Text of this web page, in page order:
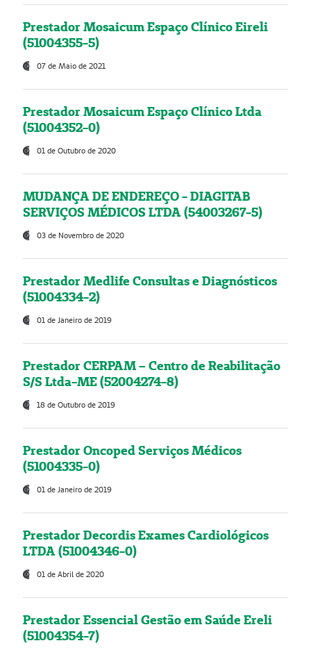
Prestador Mosaicum Espaço Clínico Eireli
(51004355-5)
07 de Maio de 2021
Prestador Mosaicum Espaço Clínico Ltda
(51004352-0)
01 de Outubro de 2020
MUDANÇA DE ENDEREÇO - DIAGITAB
SERVIÇOS MÉDICOS LTDA (54003267-5)
03 de Novembro de 2020
Prestador Medlife Consultas e Diagnósticos
(51004334-2)
01 de Janeiro de 2019
Prestador CERPAM – Centro de Reabilitação
S/S Ltda-ME (52004274-8)
18 de Outubro de 2019
Prestador Oncoped Serviços Médicos
(51004335-0)
01 de Janeiro de 2019
Prestador Decordis Exames Cardiológicos
LTDA (51004346-0)
01 de Abril de 2020
Prestador Essencial Gestão em Saúde Ereli
(51004354-7)